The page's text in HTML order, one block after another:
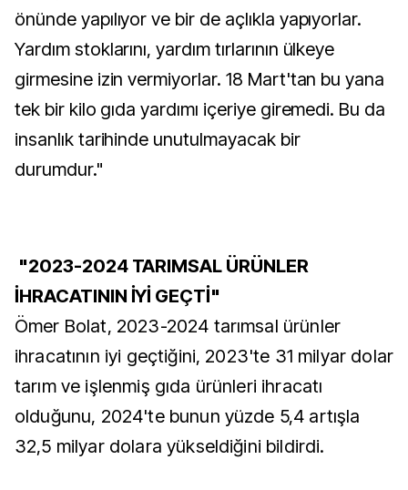
önünde yapılıyor ve bir de açlıkla yapıyorlar.
Yardım stoklarını, yardım tırlarının ülkeye
girmesine izin vermiyorlar. 18 Mart'tan bu yana
tek bir kilo gıda yardımı içeriye giremedi. Bu da
insanlık tarihinde unutulmayacak bir
durumdur."
"2023-2024 TARIMSAL ÜRÜNLER
İHRACATININ İYİ GEÇTİ"
Ömer Bolat, 2023-2024 tarımsal ürünler
ihracatının iyi geçtiğini, 2023'te 31 milyar dolar
tarım ve işlenmiş gıda ürünleri ihracatı
olduğunu, 2024'te bunun yüzde 5,4 artışla
32,5 milyar dolara yükseldiğini bildirdi.